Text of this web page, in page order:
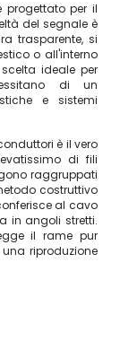
progettato per il
del segnale è
trasparente, si
o all'interno
ideale per
di un
e sistemi
è il vero
di fili
raggruppati
costruttivo
al cavo
in angoli stretti.
il rame pur
riproduzione